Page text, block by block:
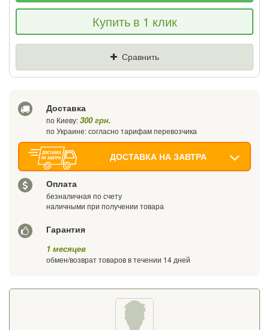
Если Вы найдете товар дешевле - мы
снизим цену и подарим % от разницы
Купить в 1 клик
Сравнить
Доставка
по Киеву:300 грн.
по Украине: согласно тарифам перевозчика
ДОСТАВКА НА ЗАВТРА
Оплата
безналичная по счету
наличными при получении товара
Гарантия
1 месяцев
обмен/возврат товаров в течении 14 дней